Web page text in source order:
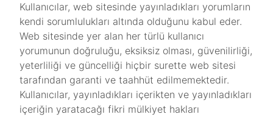
Kullanıcılar, web sitesinde yayınladıkları yorumların
kendi sorumlulukları altında olduğunu kabul eder.
Web sitesinde yer alan her türlü kullanıcı
yorumunun doğruluğu, eksiksiz olması, güvenilirliği,
yeterliliği ve güncelliği hiçbir surette web sitesi
tarafından garanti ve taahhüt edilmemektedir.
Kullanıcılar, yayınladıkları içerikten ve yayınladıkları
içeriğin yaratacağı fikri mülkiyet hakları